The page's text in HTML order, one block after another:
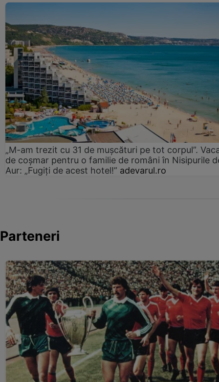
„M-am trezit cu 31 de mușcături pe tot corpul”.
de coșmar pentru o familie de români în Nisipurile
Aur: „Fugiți de acest hotel!” adevarul.ro
Parteneri